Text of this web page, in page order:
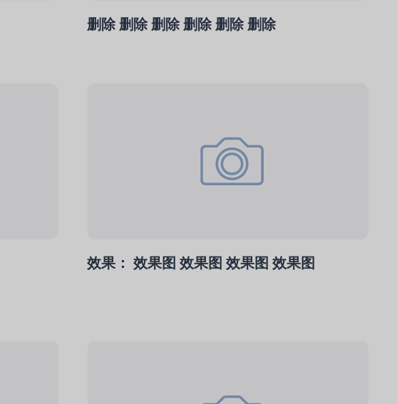
删除 删除 删除 删除 删除 删除
效果： 效果图 效果图 效果图 效果图